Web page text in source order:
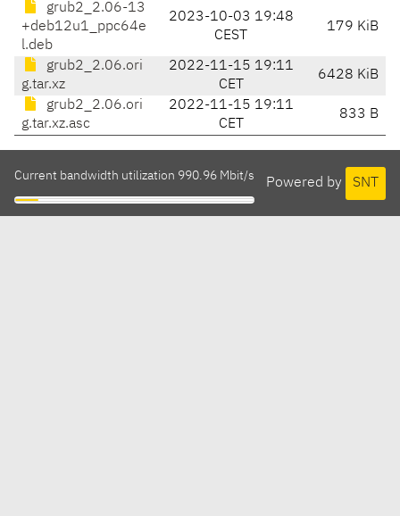
grub2_2.06-13
+deb12u1_ppc64e
l.deb
2023-10-03 19:48
CEST
179 KiB
grub2_2.06.ori
g.tar.xz
2022-11-15 19:11
CET
6428 KiB
grub2_2.06.ori
g.tar.xz.asc
2022-11-15 19:11
CET
833 B
Powered by SNT
Current bandwidth utilization 990.96 Mbit/s